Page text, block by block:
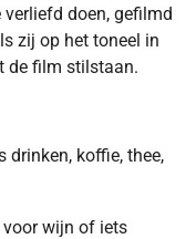
doen, gefilmd
zij op het toneel in
de film stilstaan.
drinken, koffie, thee,
voor wijn of iets